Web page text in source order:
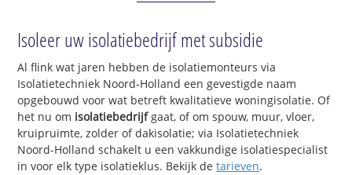
Isoleer uw isolatiebedrijf met subsidie
Al flink wat jaren hebben de isolatiemonteurs via
Isolatietechniek Noord-Holland een gevestigde naam
opgebouwd voor wat betreft kwalitatieve woningisolatie. Of
het nu om isolatiebedrijfgaat, of om spouw, muur, vloer,
kruipruimte, zolder of dakisolatie; via Isolatietechniek
Noord-Holland schakelt u een vakkundige isolatiespecialist
in voor elk type isolatieklus. Bekijk detarieven.